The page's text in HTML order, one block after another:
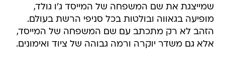
שמייצגת את שם המשפחה של המייסד ג'ו גולד,
מופיעה בגאווה ובולטות בכל סניפי הרשת בעולם.
הזהב לא רק מתכתב עם שם המשפחה של המייסד,
אלא גם משדר יוקרה ורמה גבוהה של ציוד ואימונים.